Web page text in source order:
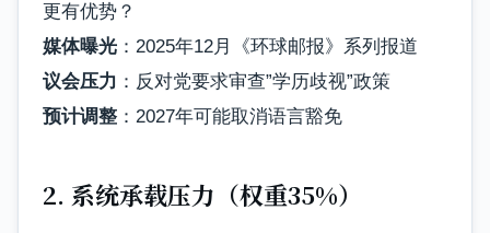
更有优势？
媒体曝光 ：2025年12月《环球邮报》系列报道
议会压力 ：反对党要求审查”学历歧视”政策
预计调整 ：2027年可能取消语言豁免
2. 系统承载压力（权重35%）